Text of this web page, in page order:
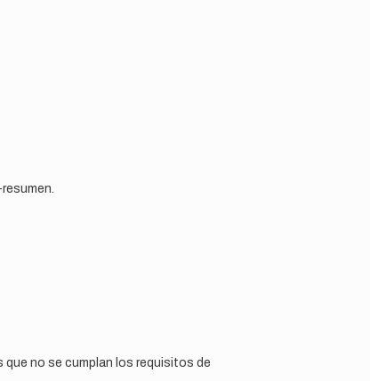
no se cumplan los requisitos de